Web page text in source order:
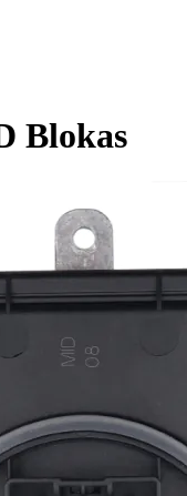
Blokas